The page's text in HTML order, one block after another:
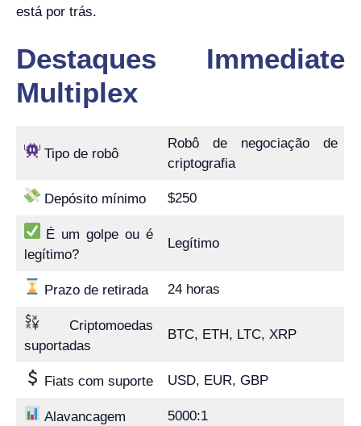
está por trás.
Destaques Immediate
Multiplex
Tipo de robô
Robô de negociação de
criptografia
Depósito mínimo $250
É um golpe ou é
legítimo?
Legítimo
Prazo de retirada 24 horas
suportadas
BTC, ETH, LTC, XRP
Fiats com suporte USD, EUR, GBP
Alavancagem 5000:1